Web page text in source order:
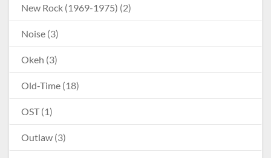
New Rock (1969-1975) (2)
Noise (3)
Okeh (3)
Old-Time (18)
OST(1)
Outlaw (3)